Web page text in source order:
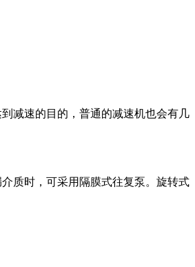
减速的目的，普通的减速机也会有几
质时，可采用隔膜式往复泵。旋转式